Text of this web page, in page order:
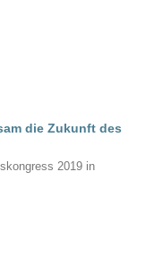
die Zukunft des
2019 in